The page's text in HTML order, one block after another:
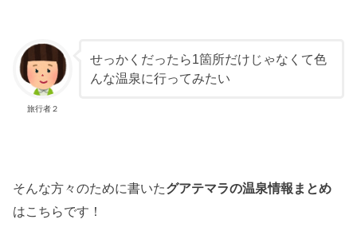
旅行者２
せっかくだったら1箇所だけじゃなくて色
んな温泉に行ってみたい
そんな方々のために書いたグアテマラの温泉情報まとめ
はこちらです！